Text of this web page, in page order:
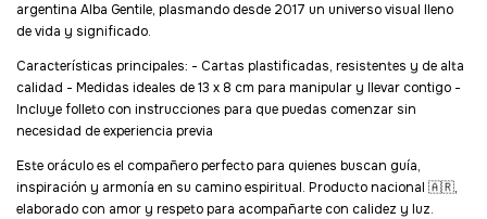
argentina Alba Gentile, plasmando desde 2017 un universo visual lleno
de vida y significado.
Características principales: - Cartas plastificadas, resistentes y de alta
calidad - Medidas ideales de 13 x 8 cm para manipular y llevar contigo -
Incluye folleto con instrucciones para que puedas comenzar sin
necesidad de experiencia previa
Este oráculo es el compañero perfecto para quienes buscan guía,
inspiración y armonía en su camino espiritual. Producto nacional 🇦🇷,
elaborado con amor y respeto para acompañarte con calidez y luz.